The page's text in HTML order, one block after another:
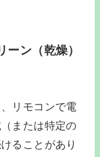
ン（乾燥）
リモコンで電
または特定の
ることがあり